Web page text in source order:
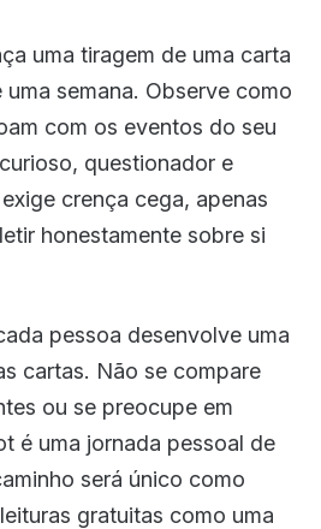
uma tiragem de uma carta
uma semana. Observe como
com os eventos do seu
questionador e
crença cega, apenas
honestamente sobre si
pessoa desenvolve uma
cartas. Não se compare
ou se preocupe em
é uma jornada pessoal de
será único como
gratuitas como uma